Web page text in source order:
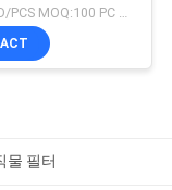
물 필터